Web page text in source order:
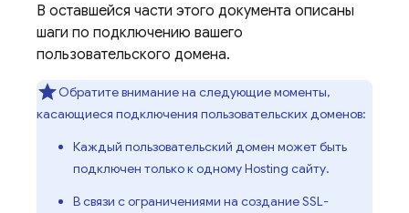
В оставшейся части этого документа описаны
шаги по подключению вашего
пользовательского домена.
Обратите внимание на следующие моменты,
касающиеся подключения пользовательских доменов:
Каждый пользовательский домен может быть
подключен только к одномуHosting сайту.
В связи с ограничениями на создание SSL-